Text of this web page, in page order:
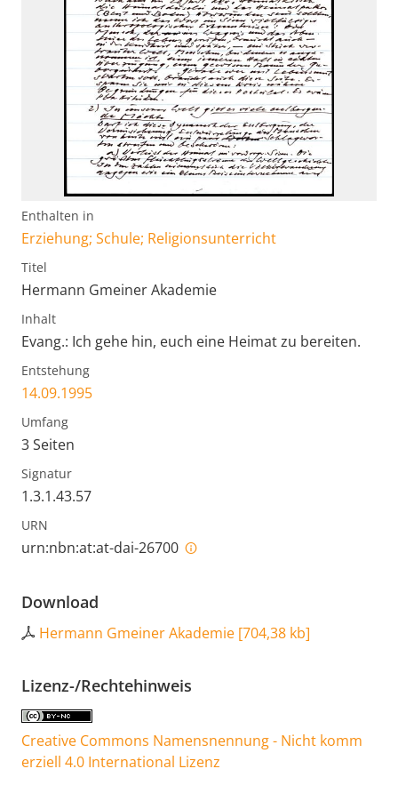
Enthalten in
Erziehung; Schule; Religionsunterricht
Titel
Hermann Gmeiner Akademie
Inhalt
Evang.: Ich gehe hin, euch eine Heimat zu bereiten.
Entstehung
14.09.1995
Umfang
3 Seiten
Signatur
1.3.1.43.57
URN
urn:nbn:at:at-dai-26700
Download
Hermann Gmeiner Akademie [704,38 kb]
Lizenz-/Rechtehinweis
Creative Commons Namensnennung - Nicht komm
erziell 4.0 International Lizenz